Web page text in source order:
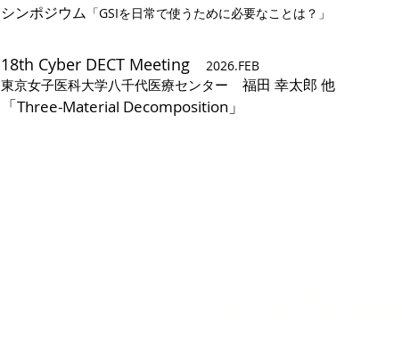
​シンポジウム 「GSIを日常で使うために必要なことは？」
18th Cyber DECT Meeting 2026.FEB
東京女子医科大学八千代医療センター 福田 幸太郎 他
​「Three-Material Decomposition 」